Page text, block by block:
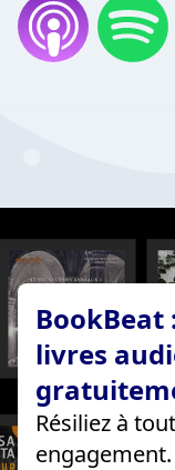
BookBeat
livres
Résiliez à
engagement.